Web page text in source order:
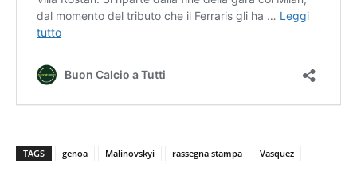
TAGS genoa Malinovskyi rassegna stampa Vasquez